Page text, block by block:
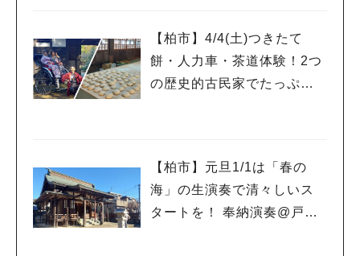
【柏市】4/4(土)つきたて
餅・人力車・茶道体験！2つ
の歴史的古民家でたっぷり
【柏市】元旦1/1は「春の
海」の生演奏で清々しいス
タートを！ 奉納演奏@戸張